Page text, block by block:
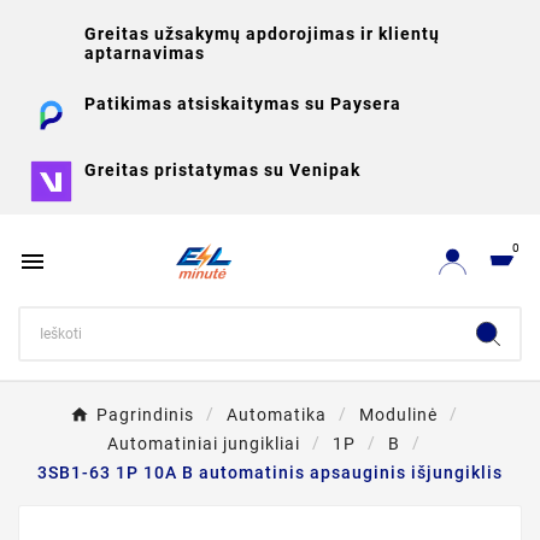
Greitas užsakymų apdorojimas ir klientų
aptarnavimas
Patikimas atsiskaitymas su Paysera
Greitas pristatymas su Venipak
 0
Pagrindinis Automatika
Modulinė
Automatiniai jungikliai
1P
B
3SB1-63 1P 10A B automatinis apsauginis išjungiklis